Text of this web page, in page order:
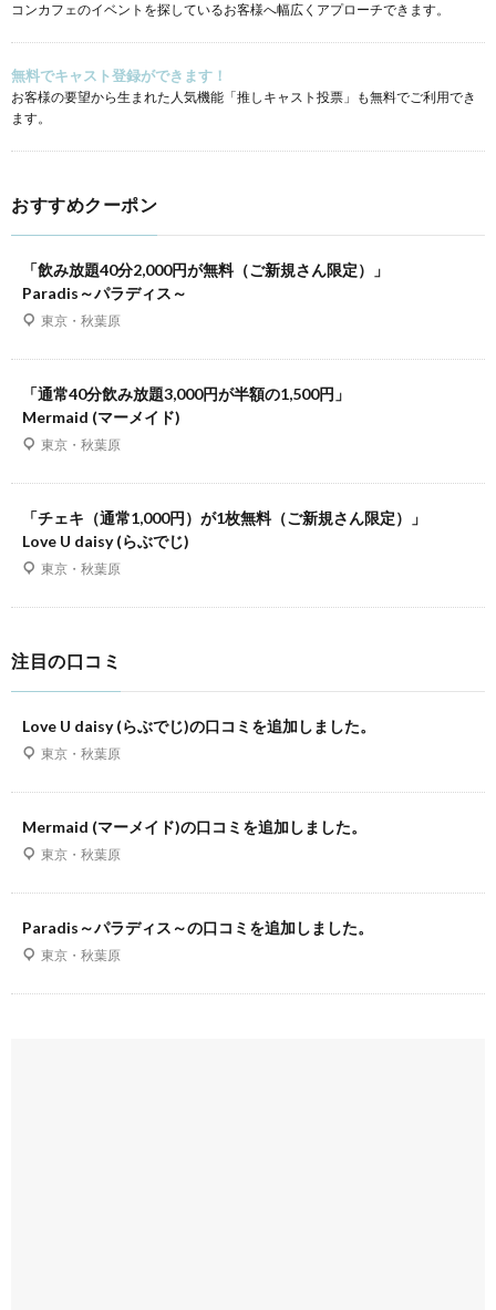
コンカフェのイベントを探しているお客様へ幅広くアプローチできます。
無料でキャスト登録ができます！
お客様の要望から生まれた人気機能「推しキャスト投票」も無料でご利用でき
ます。
おすすめクーポン
「飲み放題40分2,000円が無料（ご新規さん限定）」
Paradis～パラディス～
東京・秋葉原
「通常40分飲み放題3,000円が半額の1,500円」
Mermaid (マーメイド)
東京・秋葉原
「チェキ（通常1,000円）が1枚無料（ご新規さん限定）」
Love U daisy (らぶでじ)
東京・秋葉原
注目の口コミ
Love U daisy (らぶでじ)の口コミを追加しました。
東京・秋葉原
Mermaid (マーメイド)の口コミを追加しました。
東京・秋葉原
Paradis～パラディス～の口コミを追加しました。
東京・秋葉原